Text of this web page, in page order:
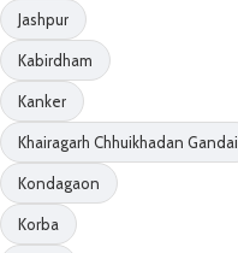
Jashpur
Kabirdham
Kanker
Khairagarh Chhuikhadan Gandai
Kondagaon
Korba